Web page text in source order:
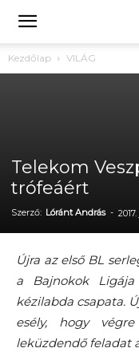
Kezdőlap VILÁG
Telekom
trófeáért
Szerző: Lóránt András -
Újra az első BL
a Bajnokok
kézilabda csapata.
esély, hogy
leküzdendő feladat